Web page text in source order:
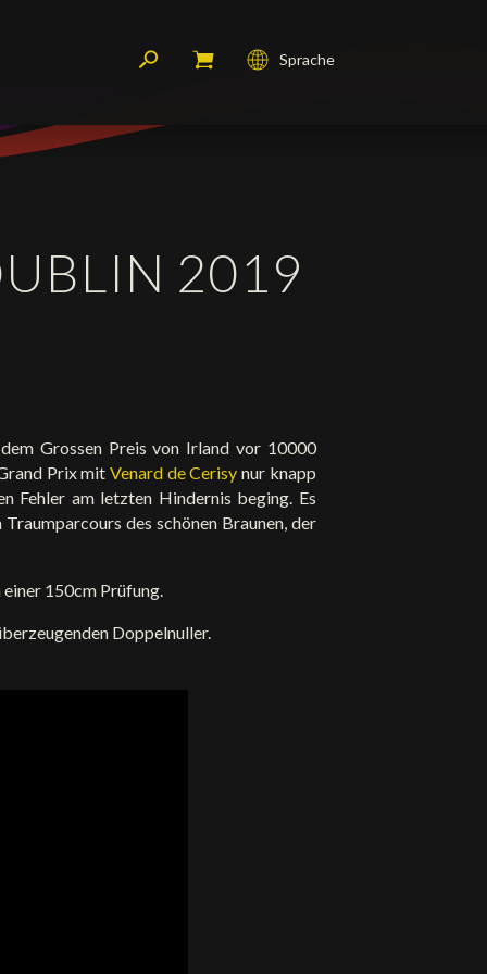
Sprache
2019
Grossen Preis von Irland vor 10000
Prix mit Venard de Cerisynur knapp
Fehler am letzten Hindernis beging. Es
des schönen Braunen, der
einer 150cm Prüfung.
Doppelnuller.